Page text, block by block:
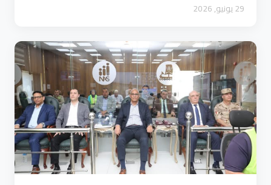
29 يونيو, 2026